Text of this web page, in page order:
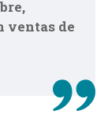
ventas de